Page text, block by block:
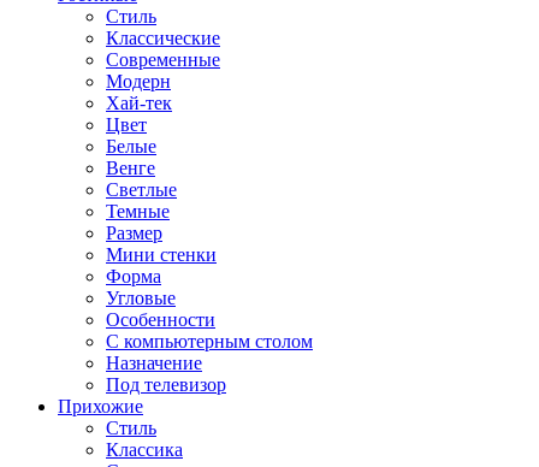
Стиль
Классические
Современные
Модерн
Хай-тек
Цвет
Белые
Венге
Светлые
Темные
Размер
Мини стенки
Форма
Угловые
Особенности
С компьютерным столом
Назначение
Под телевизор
Прихожие
Стиль
Классика